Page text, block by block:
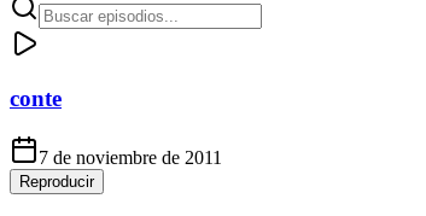
conte
7 de noviembre de 2011
Reproducir